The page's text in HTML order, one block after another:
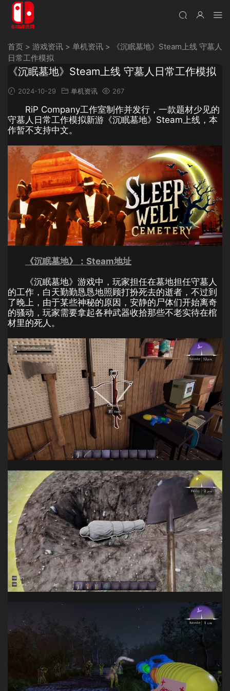
首页 > 游戏资讯 > 单机资讯 >
《沉眠墓地》Steam上线 守墓人
日常工作模拟
《沉眠墓地》Steam上线 守墓人日常工作模拟
2024-10-29 单机资讯 267
RiP Company工作室制作并发行，一款题材少见的
守墓人日常工作模拟新游《沉眠墓地》Steam上线，本
作暂不支持中文。
《沉眠墓地》：Steam地址
《沉眠墓地》游戏中，玩家担任在墓地担任守墓人
的工作，白天勤勤恳恳地照顾打扮死去的逝者，不过到
了晚上，由于某些神秘的原因，安静的尸体们开始离奇
的骚动，玩家需要拿起各种武器收拾那些不老实待在棺
材里的死人。